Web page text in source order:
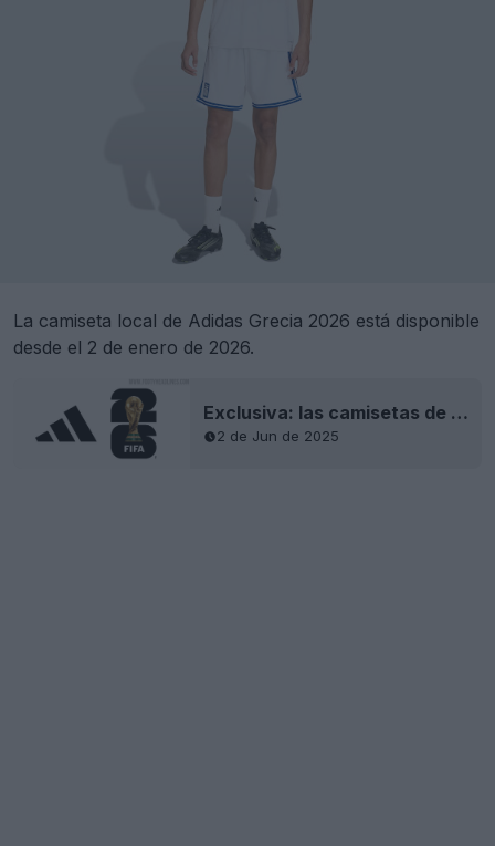
La camiseta local de Adidas Grecia 2026 está disponible
desde el 2 de enero de 2026.
Exclusiva: las camisetas de la Copa del Mundo de Adidas 2026 se lanzarán en noviembre de 2025/marzo de 2026
2 de Jun de 2025